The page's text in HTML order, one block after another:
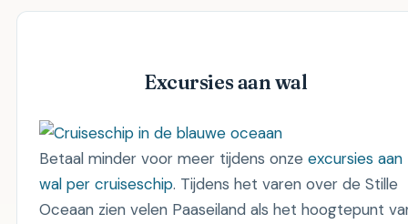
Excursies aan wal
Betaal minder voor meer tijdens onze excursies aan
wal per cruiseschip. Tijdens het varen over de Stille
Oceaan zien velen Paaseiland als het hoogtepunt